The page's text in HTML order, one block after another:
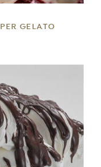
GELATO